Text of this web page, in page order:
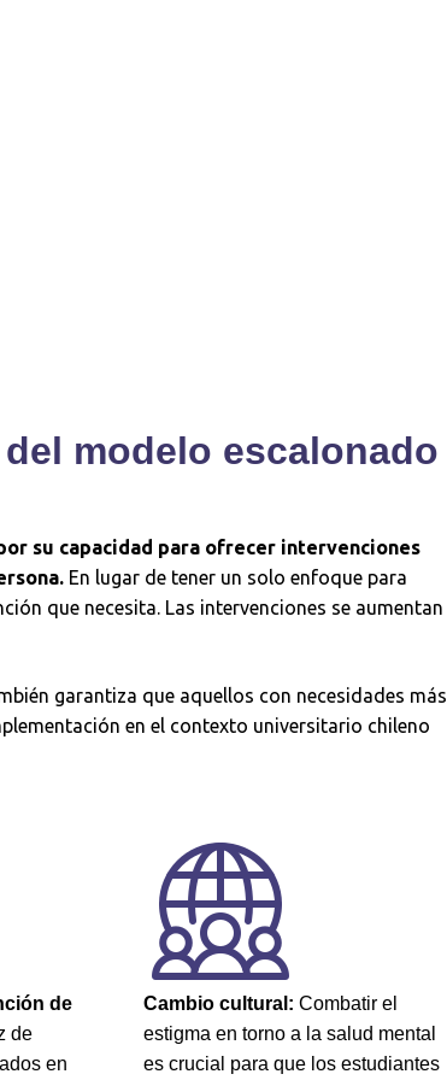
modelo escalonado
su capacidad para ofrecer intervenciones
En lugar de tener un solo enfoque para
que necesita. Las intervenciones se aumentan
garantiza que aquellos con necesidades más
en el contexto universitario chileno
de
de
en
Cambio cultural: Combatir el
estigma en torno a la salud mental
es crucial para que los estudiantes